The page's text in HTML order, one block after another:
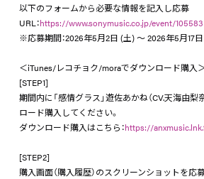
以下のフォームから必要な情報を記入し応募
URL：https://www.sonymusic.co.jp/event/105583
※応募期間：2026年5月2日 (土) ～ 2026年5月17
＜iTunes/レコチョク/moraでダウンロード購入
[STEP1]
期間内に「感情グラス」遊佐あかね（CV.天海由梨
ロード購入してください。
ダウンロード購入はこちら：https://
[STEP2]
購入画面（購入履歴）のスクリーンショットを応